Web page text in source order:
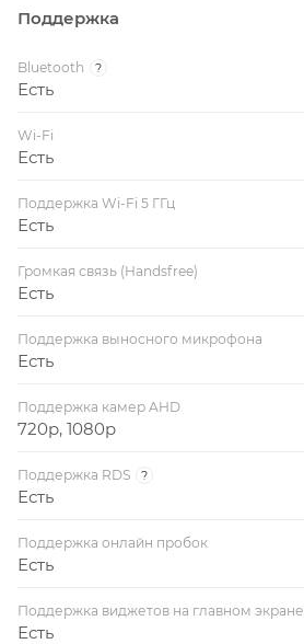
Поддержка
Bluetooth ?
Есть
Wi-Fi
Есть
Поддержка Wi-Fi 5 ГГц
Есть
Громкая связь (Handsfree)
Есть
Поддержка выносного микрофона
Есть
Поддержка камер AHD
720p, 1080p
Поддержка RDS ?
Есть
Поддержка онлайн пробок
Есть
Поддержка виджетов на главном экране
Есть